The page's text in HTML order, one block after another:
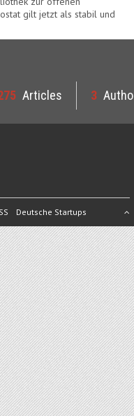
gilt jetzt als stabil und
Articles 3
Deutsche Startups